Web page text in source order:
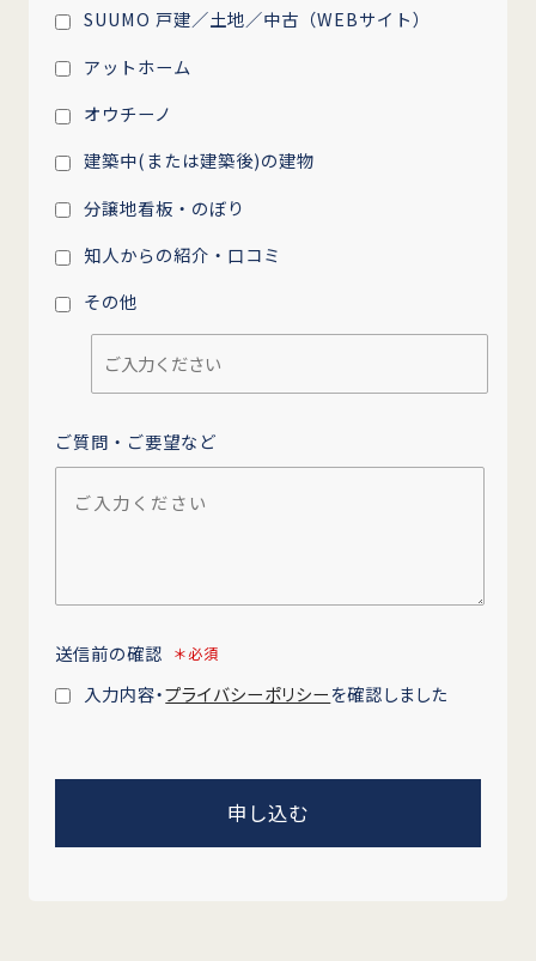
SUUMO 戸建／土地／中古（WEBサイト）
アットホーム
オウチーノ
建築中(または建築後)の建物
分譲地看板・のぼり
知人からの紹介・口コミ
その他
ご質問・ご要望など
送信前の確認 ＊必須
入力内容・プライバシーポリシーを確認しました